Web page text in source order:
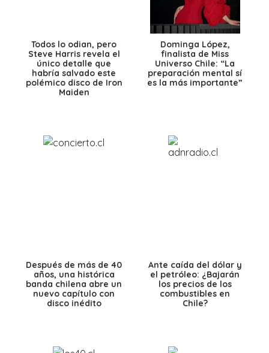
Todos lo odian, pero
Steve Harris revela el
único detalle que
habría salvado este
polémico disco de Iron
Maiden
Dominga López,
finalista de Miss
Universo Chile: “La
preparación mental sí
es la más importante”
Después de más de 40
años, una histórica
banda chilena abre un
nuevo capítulo con
disco inédito
Ante caída del dólar y
el petróleo: ¿Bajarán
los precios de los
combustibles en
Chile?